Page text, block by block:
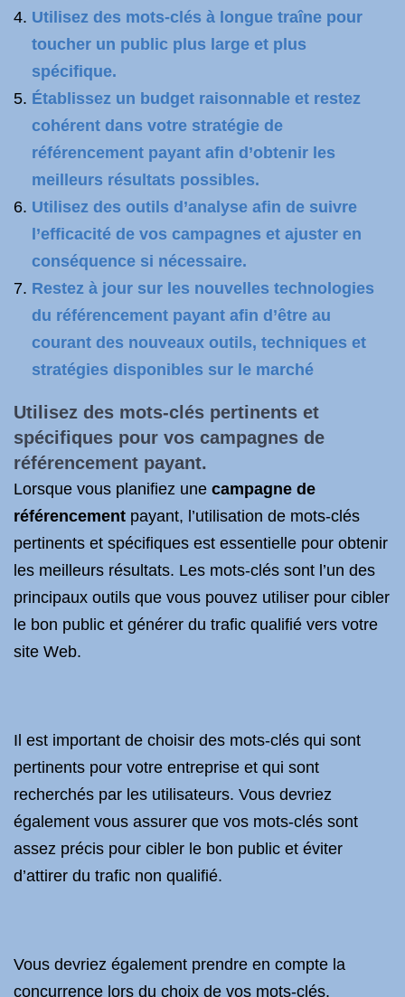
Utilisez des mots-clés à longue traîne pour
toucher un public plus large et plus
spécifique.
Établissez un budget raisonnable et restez
cohérent dans votre stratégie de
référencement payant afin d’obtenir les
meilleurs résultats possibles.
Utilisez des outils d’analyse afin de suivre
l’efficacité de vos campagnes et ajuster en
conséquence si nécessaire.
Restez à jour sur les nouvelles technologies
du référencement payant afin d’être au
courant des nouveaux outils, techniques et
stratégies disponibles sur le marché
Utilisez des mots-clés pertinents et
spécifiques pour vos campagnes de
référencement payant.
Lorsque vous planifiez une campagne de
référencement payant, l’utilisation de mots-clés
pertinents et spécifiques est essentielle pour obtenir
les meilleurs résultats. Les mots-clés sont l’un des
principaux outils que vous pouvez utiliser pour cibler
le bon public et générer du trafic qualifié vers votre
site Web.
Il est important de choisir des mots-clés qui sont
pertinents pour votre entreprise et qui sont
recherchés par les utilisateurs. Vous devriez
également vous assurer que vos mots-clés sont
assez précis pour cibler le bon public et éviter
d’attirer du trafic non qualifié.
Vous devriez également prendre en compte la
concurrence lors du choix de vos mots-clés.